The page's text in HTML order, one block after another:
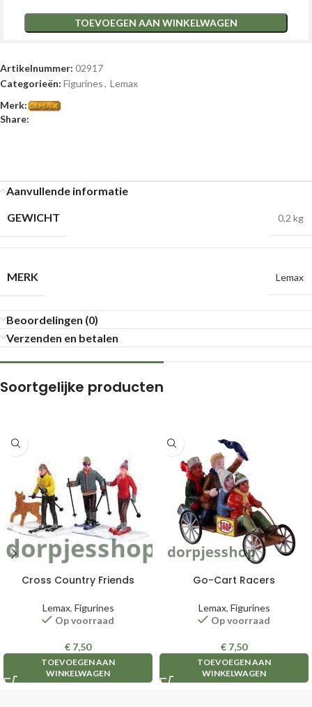
TOEVOEGEN AAN WINKELWAGEN
Artikelnummer: 02917
Categorieën: Figurines, Lemax
Merk:
Share:
Aanvullende informatie
GEWICHT
0,2 kg
MERK Lemax
Beoordelingen (0)
Verzenden en betalen
Soortgelijke producten
Cross Country Friends
Lemax, Figurines
Op voorraad
€ 7,50
TOEVOEGEN AAN
WINKELWAGEN
Go-Cart Racers
Lemax, Figurines
Op voorraad
€ 7,50
TOEVOEGEN AAN
WINKELWAGEN